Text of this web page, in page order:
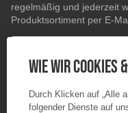
regelmäßig und jederzeit
Produktsortiment per E-
Wie wir Cookies
Durch Klicken auf „Alle
folgender Dienste auf